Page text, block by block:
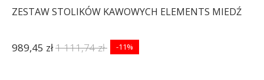
ZESTAW STOLIKÓW KAWOWYCH ELEMENTS MIEDŹ
989,45 zł1 111,74 zł -11%